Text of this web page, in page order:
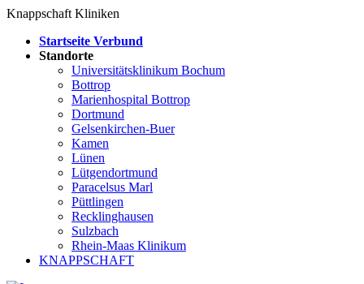
Knappschaft Kliniken
Startseite Verbund
Standorte
Universitätsklinikum Bochum
Bottrop
Marienhospital Bottrop
Dortmund
Gelsenkirchen-Buer
Kamen
Lünen
Lütgendortmund
Paracelsus Marl
Püttlingen
Recklinghausen
Sulzbach
Rhein-Maas Klinikum
KNAPPSCHAFT